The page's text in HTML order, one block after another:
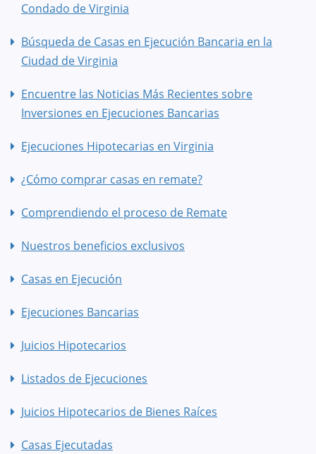
Condado de Virginia
Búsqueda de Casas en Ejecución Bancaria en la
Ciudad de Virginia
Encuentre las Noticias Más Recientes sobre
Inversiones en Ejecuciones Bancarias
Ejecuciones Hipotecarias en Virginia
¿Cómo comprar casas en remate?
Comprendiendo el proceso de Remate
Nuestros beneficios exclusivos
Casas en Ejecución
Ejecuciones Bancarias
Juicios Hipotecarios
Listados de Ejecuciones
Juicios Hipotecarios de Bienes Raíces
Casas Ejecutadas